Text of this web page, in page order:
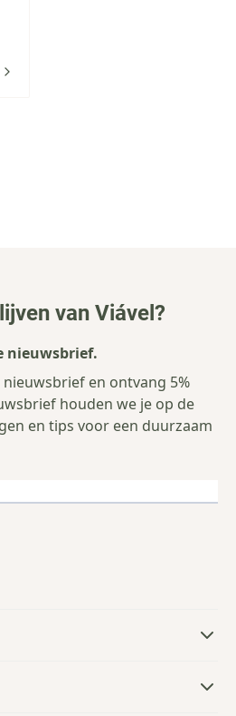
van Viável?
nieuwsbrief.
en ontvang 5%
houden we je op de
en tips voor een duurzaam